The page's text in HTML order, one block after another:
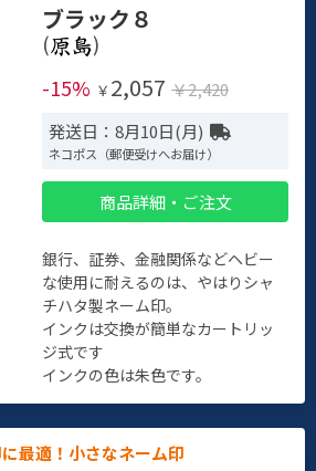
ブラック８
(
)
-15% ￥ 2,057 ￥2,420
発送日：8月10日(月)
ネコポス（郵便受けへお届け）
商品詳細・ご注文
銀行、証券、金融関係などヘビー
な使用に耐えるのは、やはりシャ
チハタ製ネーム印。
インクは交換が簡単なカートリッ
ジ式です
インクの色は朱色です。
最適！小さなネーム印